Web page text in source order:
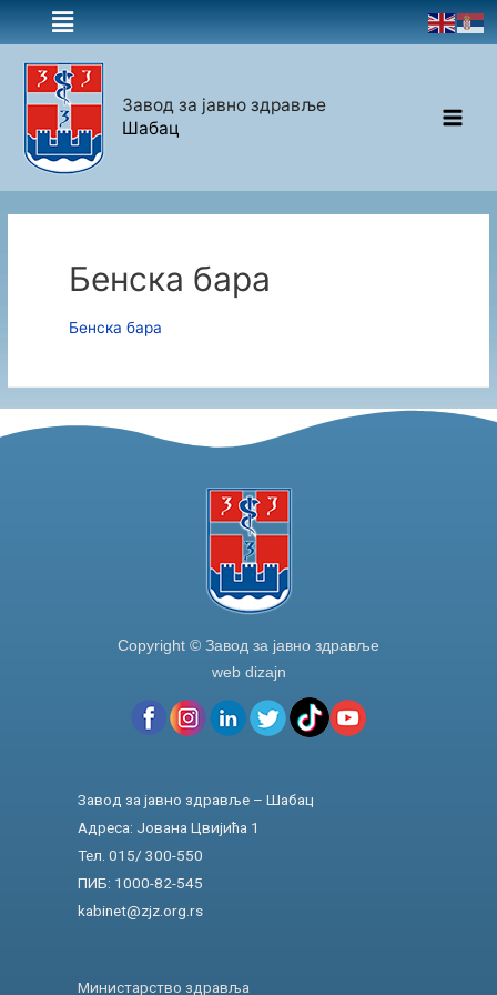
Завод за јавно здравље
Шабац
Бенска бара
Бенска бара
Copyright © Завод за јавно здравље
web dizajn
Завод за јавно здравље – Шабац
Адреса: Јована Цвијића 1
Тел. 015/ 300-550
ПИБ: 1000-82-545
kabinet@zjz.org.rs
Министарство здравља